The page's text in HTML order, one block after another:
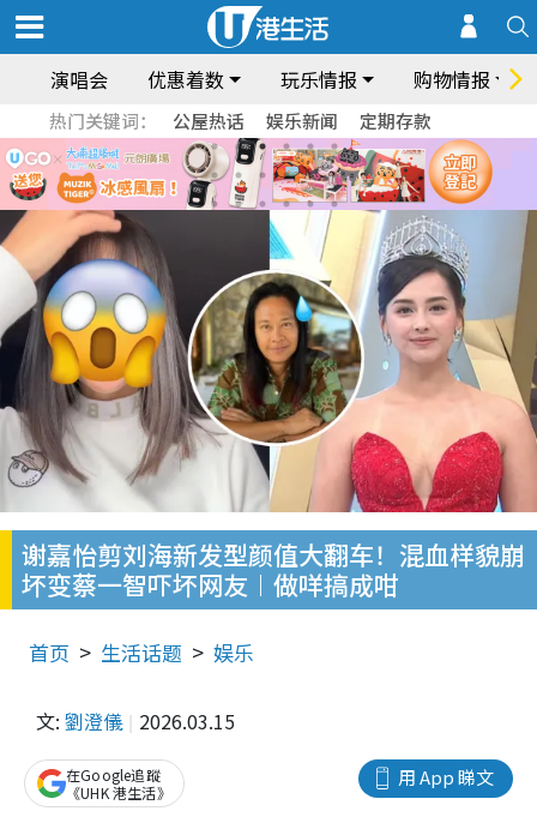
演唱会 优惠着数 玩乐情报 购物情报
热门关键词： 公屋热话 娱乐新闻 定期存款
谢嘉怡剪刘海新发型颜值大翻车！混血样貌崩
坏变蔡一智吓坏网友︱做咩搞成咁
首页 生活话题 娱乐
文: 劉澄儀 2026.03.15
用 App 睇文
在Google追蹤
《UHK 港生活》